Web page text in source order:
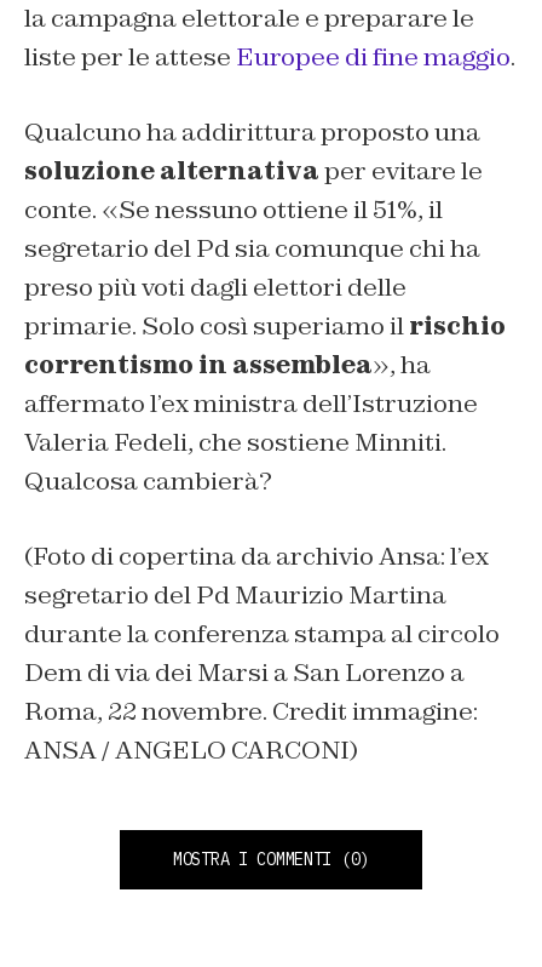
la campagna elettorale e preparare le
liste per le attese Europee di fine maggio.
Qualcuno ha addirittura proposto una
soluzione alternativaper evitare le
conte. «Se nessuno ottiene il 51%, il
segretario del Pd sia comunque chi ha
preso più voti dagli elettori delle
primarie. Solo così superiamo ilrischio
correntismo in assemblea», ha
affermato l’ex ministra dell’Istruzione
Valeria Fedeli, che sostiene Minniti.
Qualcosa cambierà?
(Foto di copertina da archivio Ansa: l’ex
segretario del Pd Maurizio Martina
durante la conferenza stampa al circolo
Dem di via dei Marsi a San Lorenzo a
Roma, 22 novembre. Credit immagine:
ANSA / ANGELO CARCONI)
MOSTRA I COMMENTI (0)